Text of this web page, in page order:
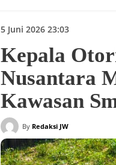
5 Juni 2026 23:03
Kepala
Nusantara
Kawasan
By Redaksi JW